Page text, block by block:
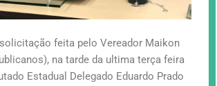
feita pelo Vereador Maikon
na tarde da ultima terça feira
Estadual Delegado Eduardo Prado